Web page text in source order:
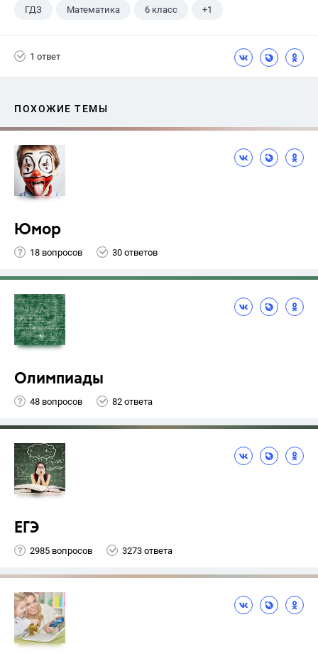
ГДЗ Математика 6 класс +1
1 ответ
ПОХОЖИЕ ТЕМЫ
Юмор
18 вопросов 30 ответов
Олимпиады
48 вопросов 82 ответа
ЕГЭ
2985 вопросов 3273 ответа